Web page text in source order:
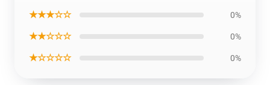
★★★☆☆ 0%
★★☆☆☆ 0%
★☆☆☆☆ 0%